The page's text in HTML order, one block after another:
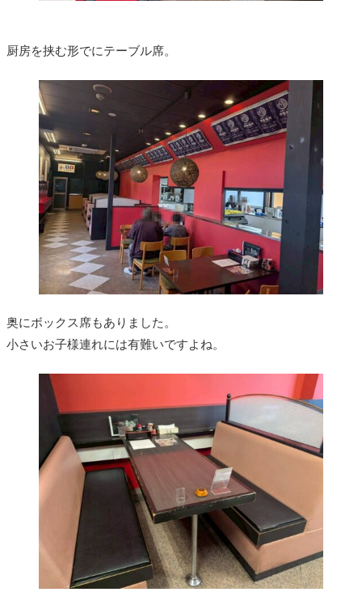
厨房を挟む形でにテーブル席。
奥にボックス席もありました。
小さいお子様連れには有難いですよね。